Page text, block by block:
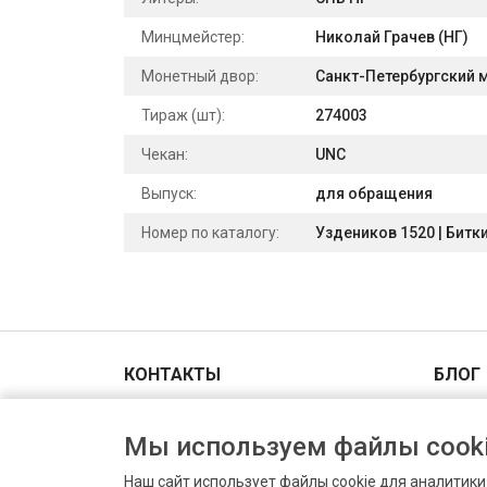
Минцмейстер: Николай Грачев (НГ)
Монетный двор: Санкт-
Тираж (шт): 274003
Чекан: UNC
Выпуск: для обращения
Номер по каталогу: Уздеников 1520 |
КОНТАКТЫ
+7(903)006-00-44
Пн-Вс 9.00 - 18.00
БЛОГ
Мы используем файлы
Наш сайт использует файлы cookie для